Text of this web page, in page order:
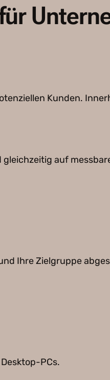
Kunden.
auf
Ihre Zielgruppe
PCs.